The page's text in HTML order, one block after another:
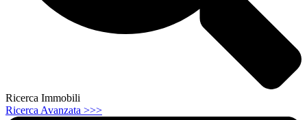
Ricerca Immobili
Ricerca Avanzata >>>